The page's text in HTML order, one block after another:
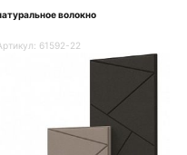
волокно
61592-22